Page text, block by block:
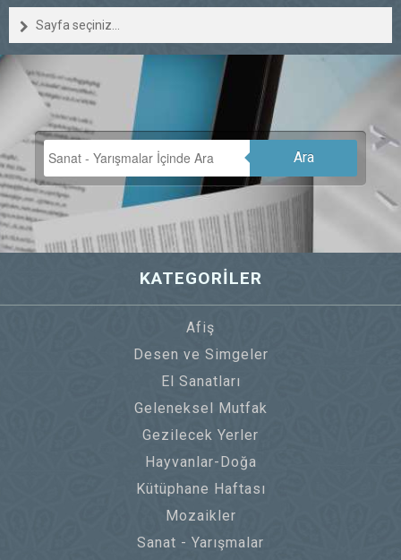
Sayfa seçiniz...
Ara
KATEGORİLER
Afiş
Desen ve Simgeler
El Sanatları
Geleneksel Mutfak
Gezilecek Yerler
Hayvanlar-Doğa
Kütüphane Haftası
Mozaikler
Sanat - Yarışmalar